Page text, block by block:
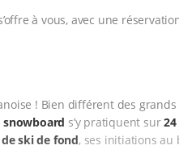
à vous, avec une
! Bien différent des
snowboard s’y pratiquent sur
ski de fond, ses initiations au